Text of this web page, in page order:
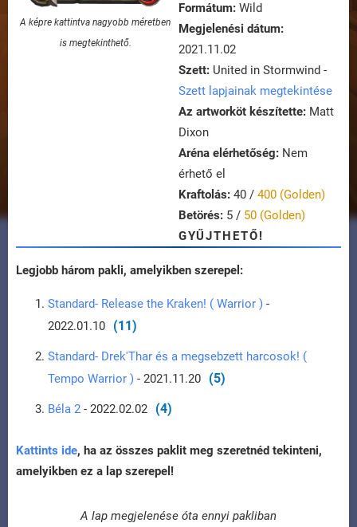
A képre kattintva nagyobb méretben
is megtekinthető.
Formátum: Wild
Megjelenési dátum:
2021.11.02
Szett: United in Stormwind -
Szett lapjainak megtekintése
Az artworköt készítette: Matt
Dixon
Aréna elérhetőség: Nem
érhető el
Kraftolás: 40 / 400 (Golden)
Betörés: 5 / 50 (Golden)
GYŰJTHETŐ!
Legjobb három pakli, amelyikben szerepel:
Standard- Release the Kraken! ( Warrior ) -
2022.01.10
(11)
Standard- Drek'Thar és a megsebzett harcosok! (
Tempo Warrior ) - 2021.11.20 (5)
Béla 2 - 2022.02.02 (4)
Kattints ide, ha az összes paklit meg szeretnéd tekinteni,
amelyikben ez a lap szerepel!
A lap megjelenése óta ennyi pakliban